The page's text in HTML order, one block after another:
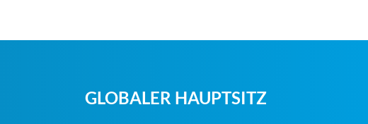
GLOBALER HAUPTSITZ